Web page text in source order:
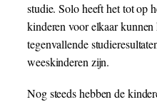
studie. Solo heeft het tot op
kinderen voor elkaar
tegenvallende
weeskinderen zijn.
Nog steeds hebben de